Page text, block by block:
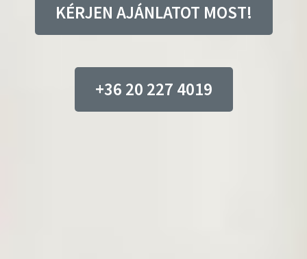
KÉRJEN AJÁNLATOT MOST!
+36 20 227 4019